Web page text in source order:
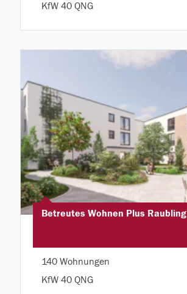
KfW 40 QNG
Betreutes Wohnen Plus Raubling
140 Wohnungen
KfW 40 QNG